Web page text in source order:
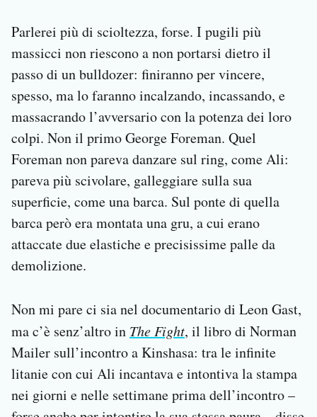
Parlerei più di scioltezza, forse. I pugili più
massicci non riescono a non portarsi dietro il
passo di un bulldozer: finiranno per vincere,
spesso, ma lo faranno incalzando, incassando, e
massacrando l’avversario con la potenza dei loro
colpi. Non il primo George Foreman. Quel
Foreman non pareva danzare sul ring, come Ali:
pareva più scivolare, galleggiare sulla sua
superficie, come una barca. Sul ponte di quella
barca però era montata una gru, a cui erano
attaccate due elastiche e precisissime palle da
demolizione.
Non mi pare ci sia nel documentario di Leon Gast,
ma c’è senz’altro in The Fight, il libro di Norman
Mailer sull’incontro a Kinshasa: tra le infinite
litanie con cui Ali incantava e intontiva la stampa
nei giorni e nelle settimane prima dell’incontro –